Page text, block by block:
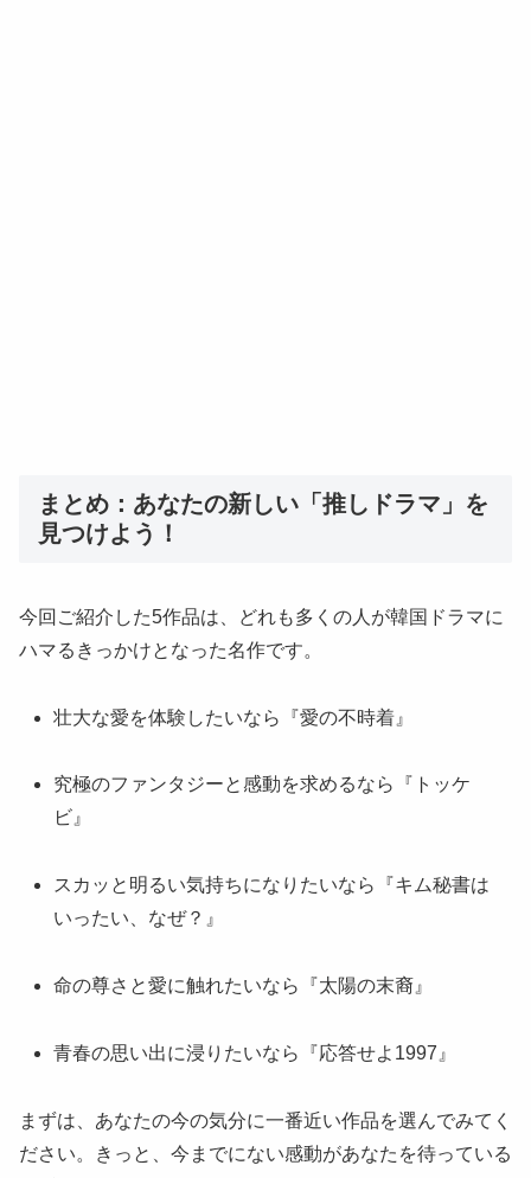
まとめ：あなたの新しい「推しドラマ」を
見つけよう！
今回ご紹介した5作品は、どれも多くの人が韓国ドラマに
ハマるきっかけとなった名作です。
壮大な愛を体験したいなら『愛の不時着』
究極のファンタジーと感動を求めるなら『トッケ
ビ』
スカッと明るい気持ちになりたいなら『キム秘書は
いったい、なぜ？』
命の尊さと愛に触れたいなら『太陽の末裔』
青春の思い出に浸りたいなら『応答せよ1997』
まずは、あなたの今の気分に一番近い作品を選んでみてく
ださい。きっと、今までにない感動があなたを待っている